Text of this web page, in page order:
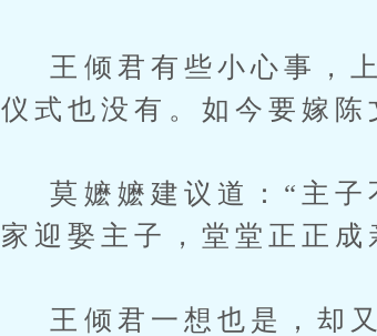
王倾君有些小心事，上
仪式也没有。如今要嫁陈
莫嬷嬷建议道：“主子
家迎娶主子，堂堂正正成
王倾君一想也是，却又